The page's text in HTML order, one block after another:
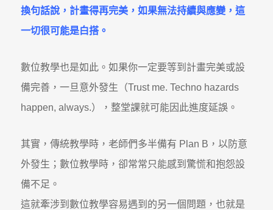
換句話說，計畫得再完美，如果無法持續與應變，這
一切很可能是白搭。
數位教學也是如此。如果你一定要等到計畫完美或設
備完善，一旦意外發生（Trust me. Techno hazards
happen, always.），整堂課就可能因此進度延誤。
其實，傳統教學時，老師們多半備有 Plan B，以防意
外發生；數位教學時，卻常常只能感到驚慌和抱怨設
備不足。
這就牽涉到數位教學容易遇到的另一個問題，也就是